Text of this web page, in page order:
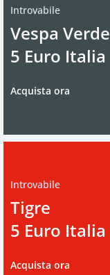
Introvabile
Vespa Verde
5 Euro Italia
Acquista ora
Introvabile
Tigre
5 Euro Italia
Acquista ora